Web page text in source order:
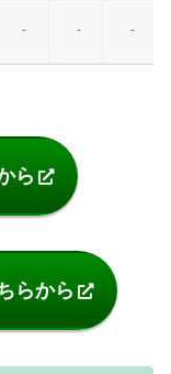
ら
らから